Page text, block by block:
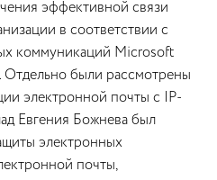
эффективной связи
в соответствии с
коммуникаций Microsoft
были рассмотрены
электронной почты с IP-
Евгения Божнева был
электронных
почты,